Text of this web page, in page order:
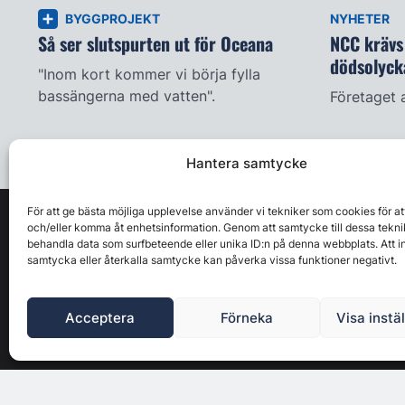
Hantera samtycke
För att ge bästa möjliga upplevelse använder vi tekniker som cookies för
och/eller komma åt enhetsinformation. Genom att samtycke till dessa
behandla data som surfbeteende eller unika ID:n på denna webbplats. Att
samtycka eller återkalla samtycke kan påverka vissa funktioner negativt.
Acceptera Förneka Visa
BYGGPROJEKT
Så ser slutspurten ut för Oceana
"Inom kort kommer vi börja fylla
bassängerna med vatten".
NYHETER
NCC
Företaget